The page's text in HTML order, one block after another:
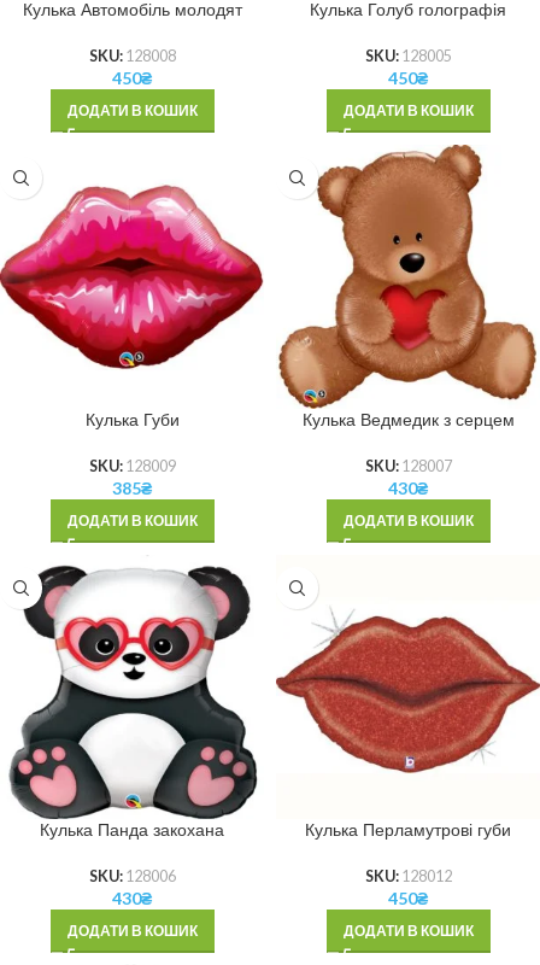
Кулька Автомобіль молодят
SKU: 128008
450₴
ДОДАТИ В КОШИК
Кулька Голуб голографія
SKU: 128005
450₴
ДОДАТИ В КОШИК
Кулька Губи
SKU: 128009
385₴
ДОДАТИ В КОШИК
Кулька Ведмедик з серцем
SKU: 128007
430₴
ДОДАТИ В КОШИК
Кулька Панда закохана
SKU: 128006
430₴
ДОДАТИ В КОШИК
Кулька Перламутрові губи
SKU: 128012
450₴
ДОДАТИ В КОШИК